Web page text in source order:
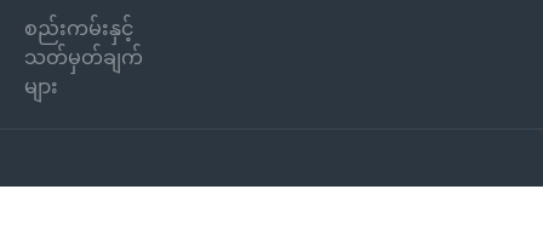
စည်းကမ်းနှင့်
သတ်မှတ်ချက်
များ